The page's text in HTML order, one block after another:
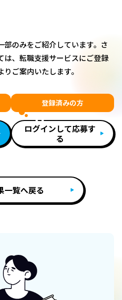
部のみをご紹介しています。さ
は、転職支援サービスにご登録
ご案内いたします。
登録済みの方
ログインして応募す
る
一覧へ戻る